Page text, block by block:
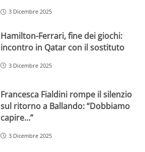
3 Dicembre 2025
Hamilton-Ferrari, fine dei giochi:
incontro in Qatar con il sostituto
3 Dicembre 2025
Francesca Fialdini rompe il silenzio
sul ritorno a Ballando: “Dobbiamo
capire…”
3 Dicembre 2025